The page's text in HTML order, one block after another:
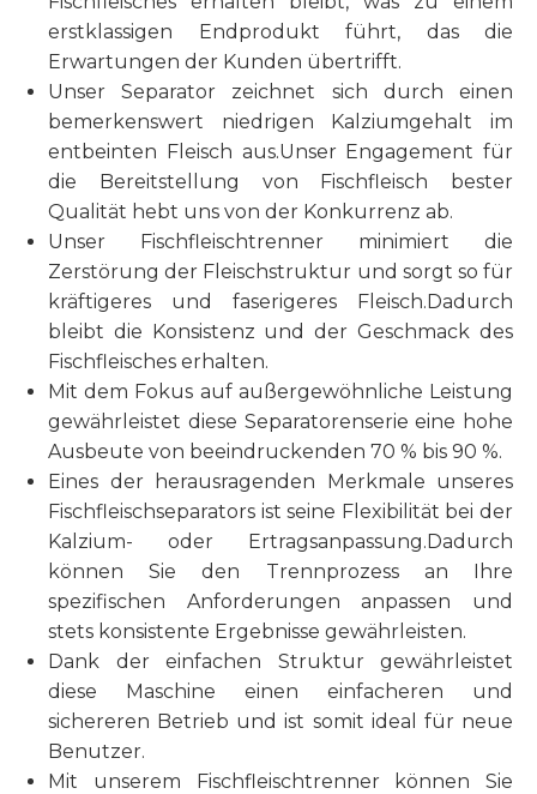
erstklassigen Endprodukt führt, das die
Erwartungen der Kunden übertrifft.
Unser Separator zeichnet sich durch einen
bemerkenswert niedrigen Kalziumgehalt im
entbeinten Fleisch aus.Unser Engagement für
die Bereitstellung von Fischfleisch bester
Qualität hebt uns von der Konkurrenz ab.
Unser Fischfleischtrenner minimiert die
Zerstörung der Fleischstruktur und sorgt so für
kräftigeres und faserigeres Fleisch.Dadurch
bleibt die Konsistenz und der Geschmack des
Fischfleisches erhalten.
Mit dem Fokus auf außergewöhnliche Leistung
gewährleistet diese Separatorenserie eine hohe
Ausbeute von beeindruckenden 70 % bis 90 %.
Eines der herausragenden Merkmale unseres
Fischfleischseparators ist seine Flexibilität bei der
Kalzium- oder Ertragsanpassung.Dadurch
können Sie den Trennprozess an Ihre
spezifischen Anforderungen anpassen und
stets konsistente Ergebnisse gewährleisten.
Dank der einfachen Struktur gewährleistet
diese Maschine einen einfacheren und
sichereren Betrieb und ist somit ideal für neue
Benutzer.
Mit unserem Fischfleischtrenner können Sie